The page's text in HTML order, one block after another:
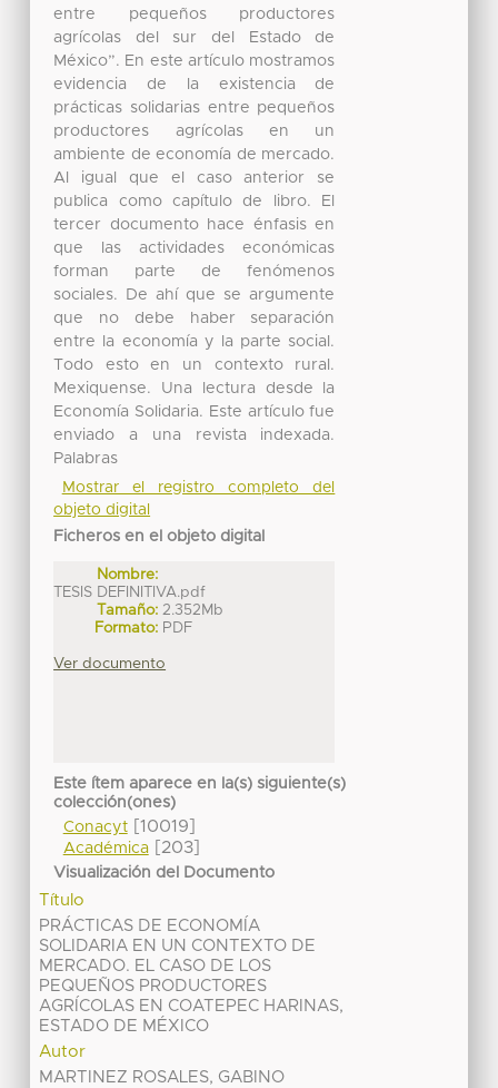
entre pequeños productores
agrícolas del sur del Estado de
México”. En este artículo mostramos
evidencia de la existencia de
prácticas solidarias entre pequeños
productores agrícolas en un
ambiente de economía de mercado.
Al igual que el caso anterior se
publica como capítulo de libro. El
tercer documento hace énfasis en
que las actividades económicas
forman parte de fenómenos
sociales. De ahí que se argumente
que no debe haber separación
entre la economía y la parte social.
Todo esto en un contexto rural.
Mexiquense. Una lectura desde la
Economía Solidaria. Este artículo fue
enviado a una revista indexada.
Palabras
Mostrar el registro completo del
objeto digital
Ficheros en el objeto digital
Nombre:
TESIS DEFINITIVA.pdf
Tamaño: 2.352Mb
Formato: PDF
Ver documento
Este ítem aparece en la(s) siguiente(s)
colección(ones)
Conacyt[10019]
Académica[203]
Visualización del Documento
Título
PRÁCTICAS DE ECONOMÍA
SOLIDARIA EN UN CONTEXTO DE
MERCADO. EL CASO DE LOS
PEQUEÑOS PRODUCTORES
AGRÍCOLAS EN COATEPEC HARINAS,
ESTADO DE MÉXICO
Autor
MARTINEZ ROSALES, GABINO